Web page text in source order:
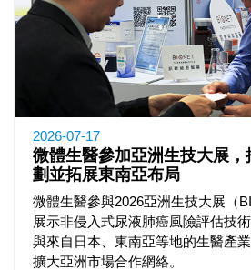
2026-07-17
微體生醫參加亞洲生技大展
劃並拓展東南亞布局
微體生醫參與2026亞洲生技大展（
展示非侵入式尿液肺癌風險評估技
與來自日本、東南亞等地的生醫產
擴大亞洲市場合作網絡。